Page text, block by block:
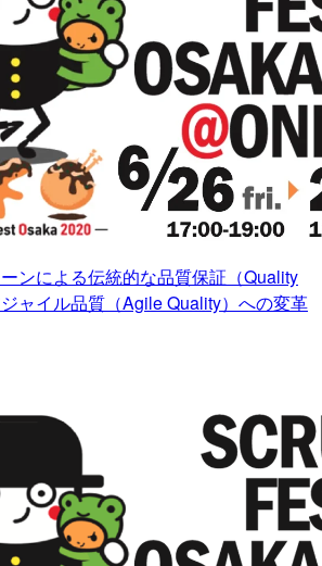
ンによる伝統的な品質保証（Quality
ャイル品質（Agile Quality）への変革